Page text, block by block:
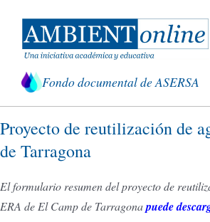
contenido
Fondo documental de ASERSA
Proyecto de reutilización de
de Tarragona
El formulario resumen del proyecto de
ERA de El Camp de Tarragonapuede